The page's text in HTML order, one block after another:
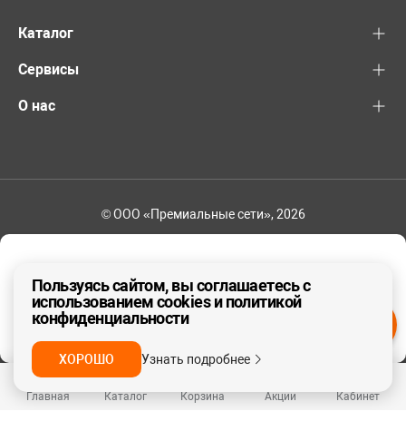
Главная Каталог Корзина Акции Кабинет
ДА, ВЕРНО
Каталог
Сервисы
О нас
© ООО «Премиальные сети», 2026
Пользуясь сайтом, вы соглашаетесь с
использованием cookies и политикой
конфиденциальности
ХОРОШО Узнать подробнее